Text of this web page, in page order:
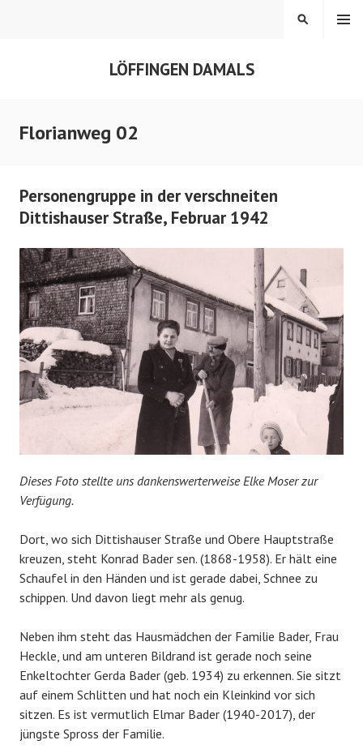
LÖFFINGEN DAMALS
MENÜ
SUCHEN
Florianweg 02
Personengruppe in der verschneiten
Dittishauser Straße, Februar 1942
Dieses Foto stellte uns dankenswerterweise Elke Moser zur
Verfügung.
Dort, wo sich Dittishauser Straße und Obere Hauptstraße
kreuzen, steht Konrad Bader sen. (1868-1958). Er hält eine
Schaufel in den Händen und ist gerade dabei, Schnee zu
schippen. Und davon liegt mehr als genug.
Neben ihm steht das Hausmädchen der Familie Bader, Frau
Heckle, und am unteren Bildrand ist gerade noch seine
Enkeltochter Gerda Bader (geb. 1934) zu erkennen. Sie sitzt
auf einem Schlitten und hat noch ein Kleinkind vor sich
sitzen. Es ist vermutlich Elmar Bader (1940-2017), der
jüngste Spross der Familie.